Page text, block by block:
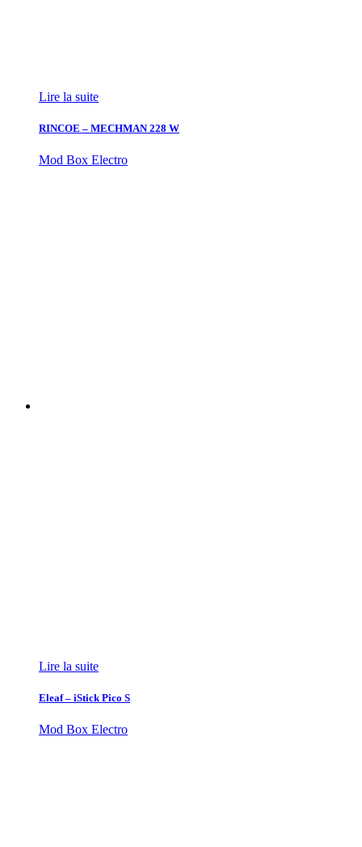
Lire la suite
RINCOE – MECHMAN 228 W
Mod Box Electro
Lire la suite
Eleaf – iStick Pico S
Mod Box Electro